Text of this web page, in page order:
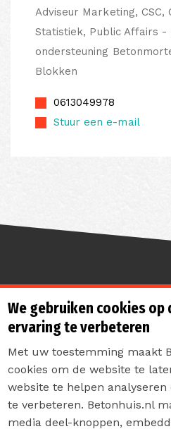
Adviseur Marketing, CSC,
Statistiek, Public Affairs -
ondersteuning
Blokken
0613049978
Stuur een e-mail
Sterk de
Contact
We gebruiken cookies op
ervaring te verbeteren
Met uw toestemming maakt
cookies om de website te
website te helpen
te verbeteren. Betonhuis.nl
media deel-knoppen,